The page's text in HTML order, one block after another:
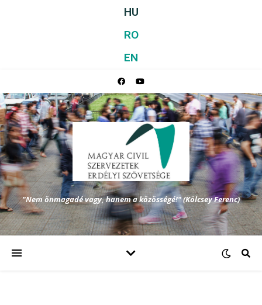
HU
RO
EN
"Nem önmagadé vagy, hanem a közösségé!" (Kölcsey Ferenc)